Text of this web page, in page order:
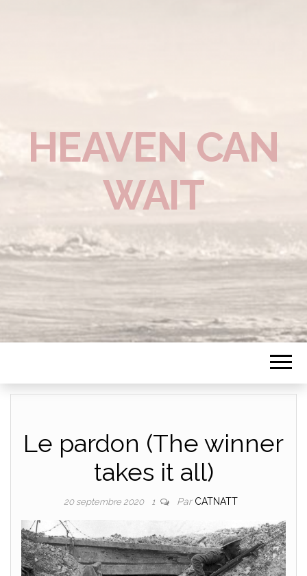
HEAVEN CAN
WAIT
Le pardon (The winner
takes it all)
20 septembre 2020 1 Par CATNATT